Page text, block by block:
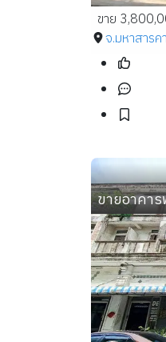
ขาย
จ.มหาสารค
ขายอาคา